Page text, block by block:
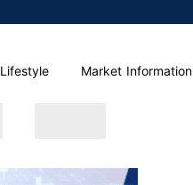
Lifestyle Market Information